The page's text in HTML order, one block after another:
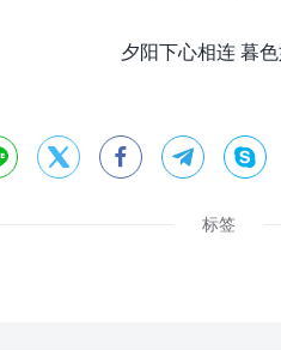
夕阳下心相连 暮
   
标签